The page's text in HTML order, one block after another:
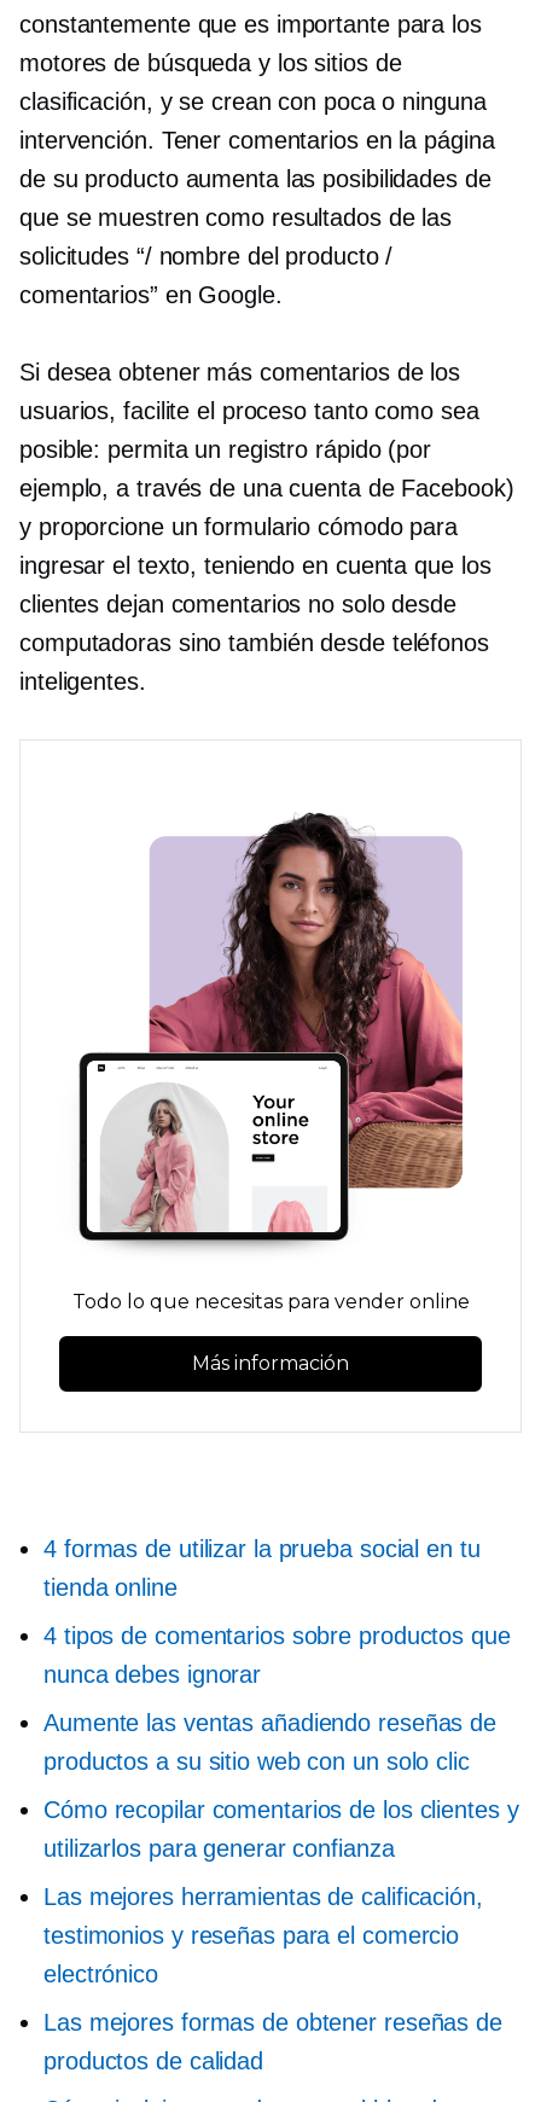
constantemente que es importante para los
motores de búsqueda y los sitios de
clasificación, y se crean con poca o ninguna
intervención. Tener comentarios en la página
de su producto aumenta las posibilidades de
que se muestren como resultados de las
solicitudes “/ nombre del producto /
comentarios” en Google.
Si desea obtener más comentarios de los
usuarios, facilite el proceso tanto como sea
posible: permita un registro rápido (por
ejemplo, a través de una cuenta de Facebook)
y proporcione un formulario cómodo para
ingresar el texto, teniendo en cuenta que los
clientes dejan comentarios no solo desde
computadoras sino también desde teléfonos
inteligentes.
Todo lo que necesitas para vender online
Más información
4 formas de utilizar la prueba social en tu
tienda online
4 tipos de comentarios sobre productos que
nunca debes ignorar
Aumente las ventas añadiendo reseñas de
productos a su sitio web con un solo clic
Cómo recopilar comentarios de los clientes y
utilizarlos para generar confianza
Las mejores herramientas de calificación,
testimonios y reseñas para el comercio
electrónico
Las mejores formas de obtener reseñas de
productos de calidad